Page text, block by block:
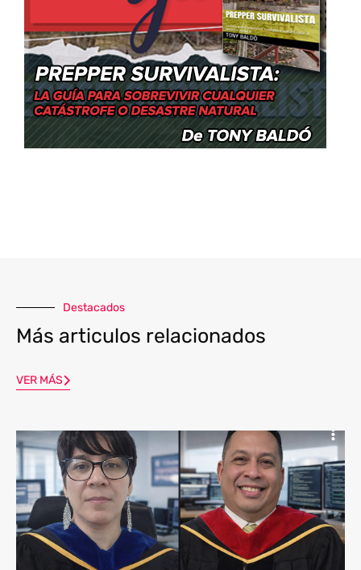
Destacados
Más articulos relacionados
VER MÁS